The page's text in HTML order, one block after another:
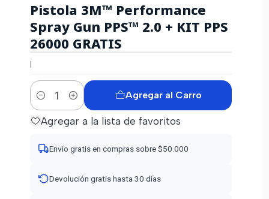
|
Pistola 3M™ Performance
Spray Gun PPS™ 2.0 + KIT PPS
26000 GRATIS
Cantidad
Agregar al Carro
Agregar a la lista de favoritos
Envío gratis en compras sobre $50.000
Devolución gratis hasta 30 días